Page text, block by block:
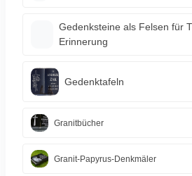
Gedenksteine als Felsen für
Erinnerung
Gedenktafeln
Granitbücher
Granit-Papyrus-Denkmäler